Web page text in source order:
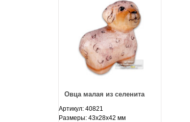
Овца малая из селенита
Артикул: 40821
Размеры: 43х28х42 мм